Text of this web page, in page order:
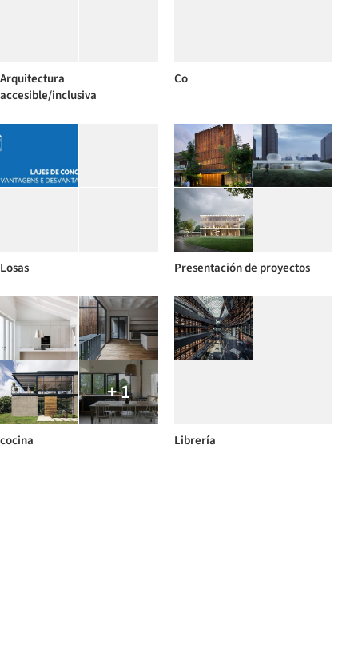
Arquitectura
accesible/inclusiva
Co
Losas Presentación de proyectos
+ 1
cocina Librería